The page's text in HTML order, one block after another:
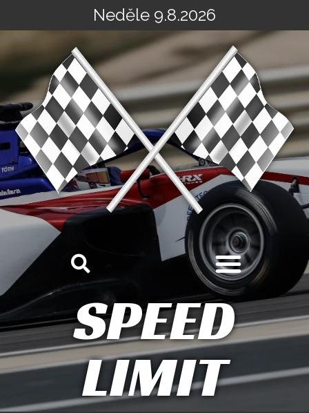
na
Neděle 9.8.2026
SPEED
LIMIT